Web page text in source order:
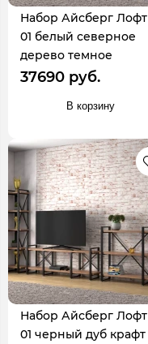
Набор Айсберг Лофт
01 белый северное
дерево темное
37690 руб.
В корзину
Набор Айсберг Лофт
01 черный дуб крафт